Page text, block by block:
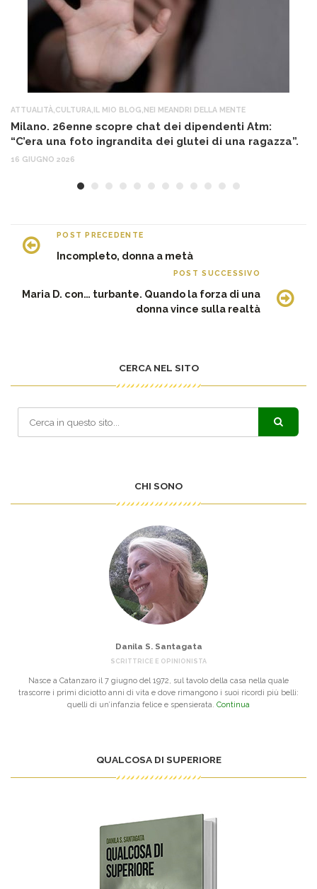
ATTUALITÀ CULTURA IL MIO BLOG NEI MEANDRI DELLA MENTE
Milano. 26enne scopre chat dei dipendenti Atm:
“C’era una foto ingrandita dei glutei di una ragazza”.
16 GIUGNO 2026
POST PRECEDENTE
Incompleto, donna a metà
POST SUCCESSIVO
Maria D. con… turbante. Quando la forza di una
donna vince sulla realtà
CERCA NEL SITO
CHI SONO
Danila S. Santagata
SCRITTRICE E OPINIONISTA
Nasce a Catanzaro il 7 giugno del 1972, sul tavolo della casa nella quale
trascorre i primi diciotto anni di vita e dove rimangono i suoi ricordi più belli:
quelli di un’infanzia felice e spensierata. Continua
QUALCOSA DI SUPERIORE